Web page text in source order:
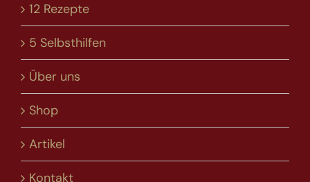
12 Rezepte
5 Selbsthilfen
Über uns
Shop
Artikel
Kontakt